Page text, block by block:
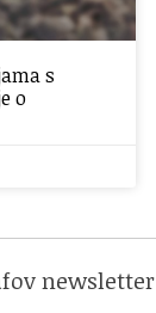
s
o
newsletter